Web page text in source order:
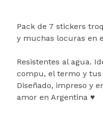
Pack de 7 stickers
y muchas locuras en
Resistentes al agua.
compu, el termo y
Diseñado, impreso y
amor en Argentina ♥